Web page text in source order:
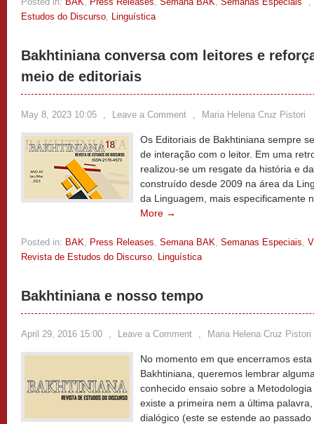
Estudos do Discurso, Linguística
Bakhtiniana conversa com leitores e
meio de editoriais
May 8, 2023 10:05 , Leave a Comment , Maria Helena Cruz Pistori
Os Editoriais de Bakhtiniana sempre
de interação com o leitor. Em uma
realizou-se um resgate da história e
construído desde 2009 na área da
da Linguagem, mais especificamente
More →
Posted in: BAK, Press Releases, Semana BAK, Semanas Especiais,
Revista de Estudos do Discurso, Linguística
Bakhtiniana e nosso tempo
April 29, 2016 15:00 , Leave a Comment , Maria Helena Cruz Pistori
No momento em que encerramos
Bakhtiniana, queremos lembrar
conhecido ensaio sobre a
existe a primeira nem a última
dialógico (este se estende ao